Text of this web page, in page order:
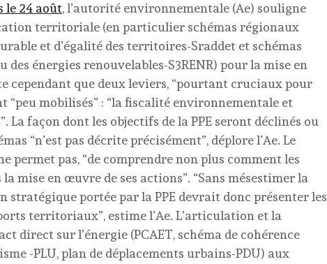
le 24 août, l’autorité environnementale (Ae) souligne
territoriale (en particulier schémas régionaux
et d’égalité des territoires-Sraddet et schémas
énergies renouvelables-S3RENR) pour la mise en
cependant que deux leviers, “pourtant cruciaux pour
“peu mobilisés” : “la fiscalité environnementale et
façon dont les objectifs de la PPE seront déclinés ou
“n’est pas décrite précisément”, déplore l’Ae. Le
permet pas, “de comprendre non plus comment les
mise en œuvre de ses actions”. “Sans mésestimer la
stratégique portée par la PPE devrait donc présenter les
territoriaux”, estime l’Ae. L’articulation et la
direct sur l’énergie (PCAET, schéma de cohérence
-PLU, plan de déplacements urbains-PDU) aux